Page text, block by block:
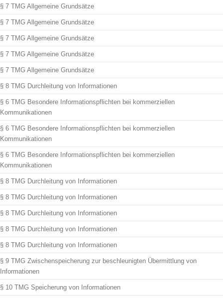
§ 7 TMG Allgemeine Grundsätze
§ 7 TMG Allgemeine Grundsätze
§ 7 TMG Allgemeine Grundsätze
§ 7 TMG Allgemeine Grundsätze
§ 7 TMG Allgemeine Grundsätze
§ 8 TMG Durchleitung von Informationen
§ 6 TMG Besondere Informationspflichten bei kommerziellen
Kommunikationen
§ 6 TMG Besondere Informationspflichten bei kommerziellen
Kommunikationen
§ 6 TMG Besondere Informationspflichten bei kommerziellen
Kommunikationen
§ 8 TMG Durchleitung von Informationen
§ 8 TMG Durchleitung von Informationen
§ 8 TMG Durchleitung von Informationen
§ 8 TMG Durchleitung von Informationen
§ 8 TMG Durchleitung von Informationen
§ 9 TMG Zwischenspeicherung zur beschleunigten Übermittlung von
Informationen
§ 10 TMG Speicherung von Informationen